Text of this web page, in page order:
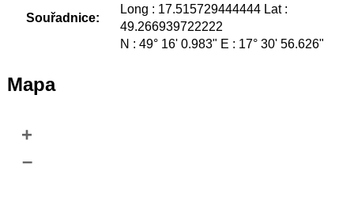
Souřadnice:
Long : 17.515729444444 Lat :
49.266939722222
N : 49° 16' 0.983" E : 17° 30' 56.626"
Mapa
+
–